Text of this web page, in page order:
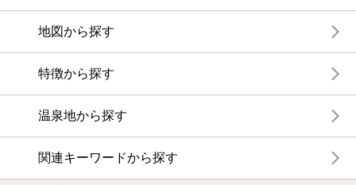
地図から探す
特徴から探す
温泉地から探す
関連キーワードから探す